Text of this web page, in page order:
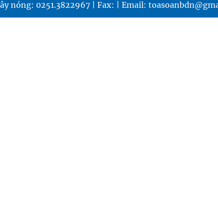
nóng: 0251.3822967 | Fax: | Email: